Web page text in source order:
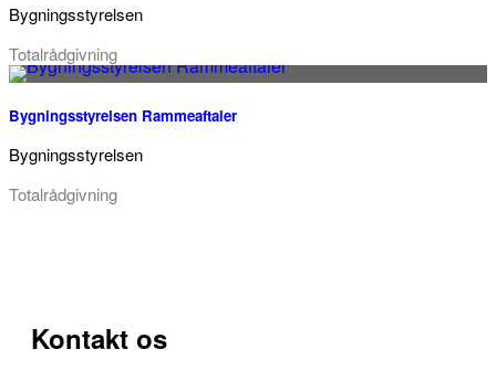
Bygningsstyrelsen
Totalrådgivning
Bygningsstyrelsen Rammeaftaler
Bygningsstyrelsen
Totalrådgivning
Kontakt os